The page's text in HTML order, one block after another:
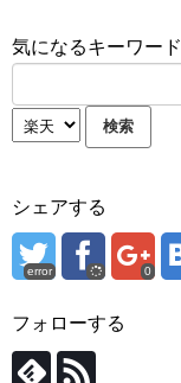
気になるキーワー
シェアする
error 0
フォローする